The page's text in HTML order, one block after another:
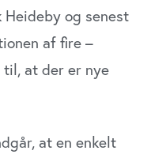
og senest
af fire –
til, at der er nye
at en enkelt